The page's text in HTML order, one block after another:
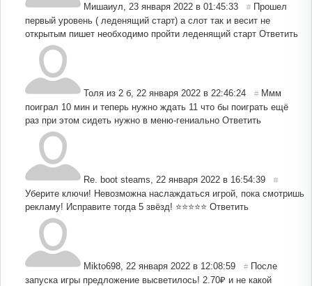
Мишаиул 23 января 2022 в 01:45:33 # Прошел
первый уровень ( леденящий старт) а слот так и весит не
открытым пишет необходимо пройти леденящий старт Ответить
Толя из 2 б 22 января 2022 в 22:46:24 # Ммм
поиграл 10 мин и теперь нужно ждать 11 что бы поиграть ещё
раз при этом сидеть нужно в меню-гениально Ответить
Re. boot steams 22 января 2022 в 16:54:39 #
Уберите ключи! Невозможна наслаждаться игрой, пока смотришь
рекламу! Исправите тогда 5 звёзд! ⭐️⭐️⭐️⭐️⭐️ Ответить
Mikto698 22 января 2022 в 12:08:59 # После
запуска игры предложение высветилось! 2.70₽ и не какой